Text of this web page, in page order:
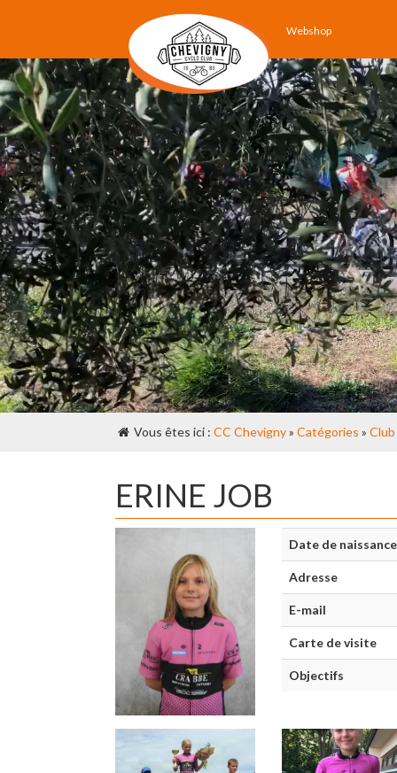
Webshop
Vous êtes ici : CC Chevigny» Catégories » Club
ERINE JOB
Date de naissance
Adresse
E-mail
Carte de visite
Objectifs